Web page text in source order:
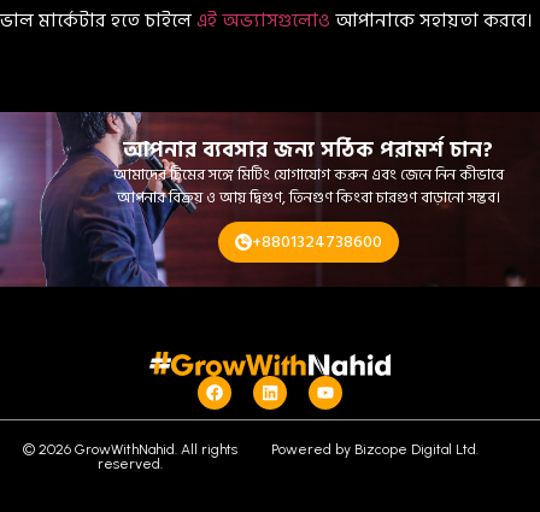
ভাল মার্কেটার হতে চাইলেএই অভ্যাসগুলোওআপানাকে সহায়তা করবে।
আপনার ব্যবসার জন্য সঠিক পরামর্শ চান?
আমাদের টিমের সঙ্গে মিটিং যোগাযোগ করুন এবং জেনে নিন কীভাবে
আপনার বিক্রয় ও আয় দ্বিগুণ, তিনগুণ কিংবা চারগুণ বাড়ানো সম্ভব।
+8801324738600
© 2026 GrowWithNahid. All rights
reserved.
Powered by Bizcope Digital Ltd.